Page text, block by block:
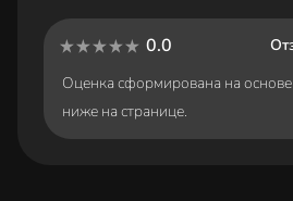
0.0
Оценка сформирована на
ниже на странице.